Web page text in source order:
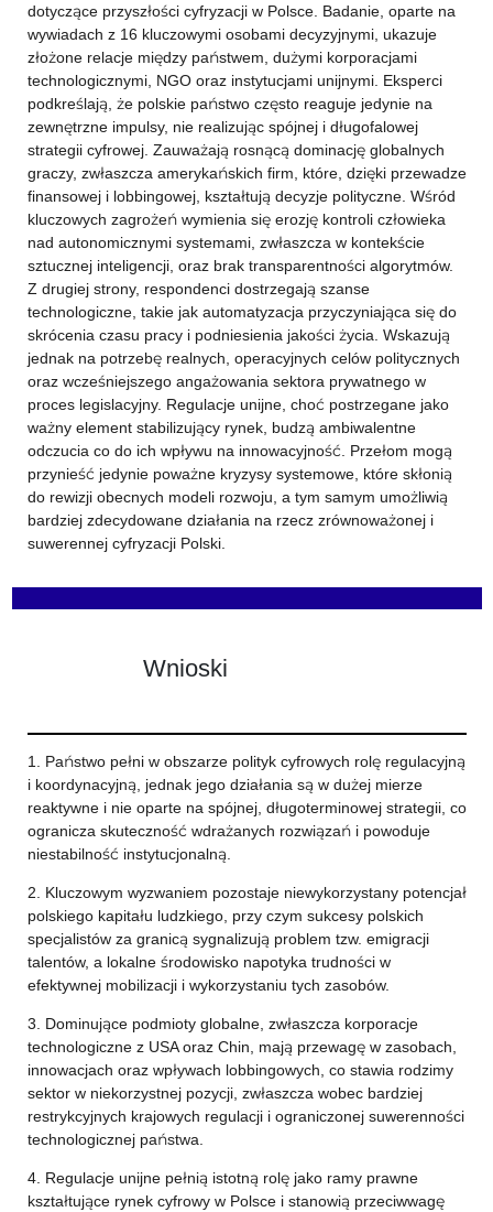
dotyczące przyszłości cyfryzacji w Polsce. Badanie, oparte na
wywiadach z 16 kluczowymi osobami decyzyjnymi, ukazuje
złożone relacje między państwem, dużymi korporacjami
technologicznymi, NGO oraz instytucjami unijnymi. Eksperci
podkreślają, że polskie państwo często reaguje jedynie na
zewnętrzne impulsy, nie realizując spójnej i długofalowej
strategii cyfrowej. Zauważają rosnącą dominację globalnych
graczy, zwłaszcza amerykańskich firm, które, dzięki przewadze
finansowej i lobbingowej, kształtują decyzje polityczne. Wśród
kluczowych zagrożeń wymienia się erozję kontroli człowieka
nad autonomicznymi systemami, zwłaszcza w kontekście
sztucznej inteligencji, oraz brak transparentności algorytmów.
Z drugiej strony, respondenci dostrzegają szanse
technologiczne, takie jak automatyzacja przyczyniająca się do
skrócenia czasu pracy i podniesienia jakości życia. Wskazują
jednak na potrzebę realnych, operacyjnych celów politycznych
oraz wcześniejszego angażowania sektora prywatnego w
proces legislacyjny. Regulacje unijne, choć postrzegane jako
ważny element stabilizujący rynek, budzą ambiwalentne
odczucia co do ich wpływu na innowacyjność. Przełom mogą
przynieść jedynie poważne kryzysy systemowe, które skłonią
do rewizji obecnych modeli rozwoju, a tym samym umożliwią
bardziej zdecydowane działania na rzecz zrównoważonej i
suwerennej cyfryzacji Polski.
Wnioski
1. Państwo pełni w obszarze polityk cyfrowych rolę regulacyjną
i koordynacyjną, jednak jego działania są w dużej mierze
reaktywne i nie oparte na spójnej, długoterminowej strategii, co
ogranicza skuteczność wdrażanych rozwiązań i powoduje
niestabilność instytucjonalną.
2. Kluczowym wyzwaniem pozostaje niewykorzystany potencjał
polskiego kapitału ludzkiego, przy czym sukcesy polskich
specjalistów za granicą sygnalizują problem tzw. emigracji
talentów, a lokalne środowisko napotyka trudności w
efektywnej mobilizacji i wykorzystaniu tych zasobów.
3. Dominujące podmioty globalne, zwłaszcza korporacje
technologiczne z USA oraz Chin, mają przewagę w zasobach,
innowacjach oraz wpływach lobbingowych, co stawia rodzimy
sektor w niekorzystnej pozycji, zwłaszcza wobec bardziej
restrykcyjnych krajowych regulacji i ograniczonej suwerenności
technologicznej państwa.
4. Regulacje unijne pełnią istotną rolę jako ramy prawne
kształtujące rynek cyfrowy w Polsce i stanowią przeciwwagę